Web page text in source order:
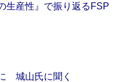
生産性』で振り返るFSP
城山氏に聞く